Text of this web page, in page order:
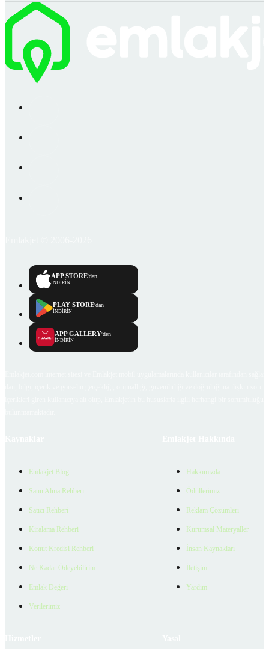
APP STORE'dan
İNDİRİN
PLAY STORE'dan
İNDİRİN
APP GALLERY'den
İNDİRİN
Emlakjet Blog
Satın Alma Rehberi
Satıcı Rehberi
Kiralama Rehberi
Konut Kredisi Rehberi
Ne Kadar Ödeyebilirim
Emlak Değeri
Verilerimiz
Hakkımızda
Ödüllerimiz
Reklam Çözümleri
Kurumsal Materyaller
İnsan Kaynakları
İletişim
Yardım